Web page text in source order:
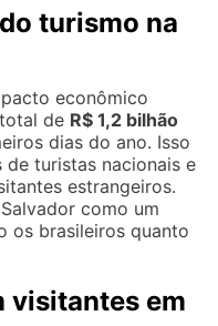
turismo na
econômico
de R$ 1,2 bilhão
dias do ano. Isso
de turistas nacionais e
estrangeiros.
como um
os brasileiros quanto
visitantes em